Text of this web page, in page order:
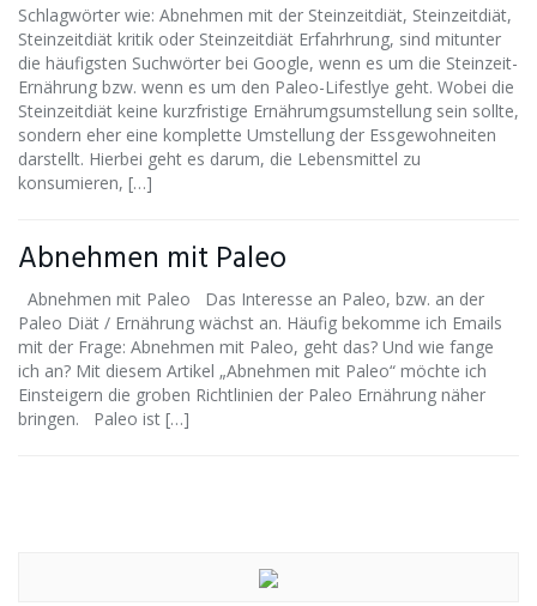
Schlagwörter wie: Abnehmen mit der Steinzeitdiät, Steinzeitdiät,
Steinzeitdiät kritik oder Steinzeitdiät Erfahrhrung, sind mitunter
die häufigsten Suchwörter bei Google, wenn es um die Steinzeit-
Ernährung bzw. wenn es um den Paleo-Lifestlye geht. Wobei die
Steinzeitdiät keine kurzfristige Ernährumgsumstellung sein sollte,
sondern eher eine komplette Umstellung der Essgewohneiten
darstellt. Hierbei geht es darum, die Lebensmittel zu
konsumieren, […]
Abnehmen mit Paleo
Abnehmen mit Paleo Das Interesse an Paleo, bzw. an der
Paleo Diät / Ernährung wächst an. Häufig bekomme ich Emails
mit der Frage: Abnehmen mit Paleo, geht das? Und wie fange
ich an? Mit diesem Artikel „Abnehmen mit Paleo“ möchte ich
Einsteigern die groben Richtlinien der Paleo Ernährung näher
bringen. Paleo ist […]